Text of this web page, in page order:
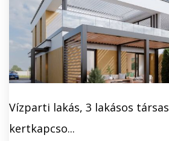
Vízparti lakás, 3 lakásos
kertkapcso...